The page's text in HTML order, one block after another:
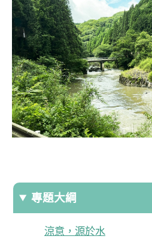
專題大綱
涼意，源於水